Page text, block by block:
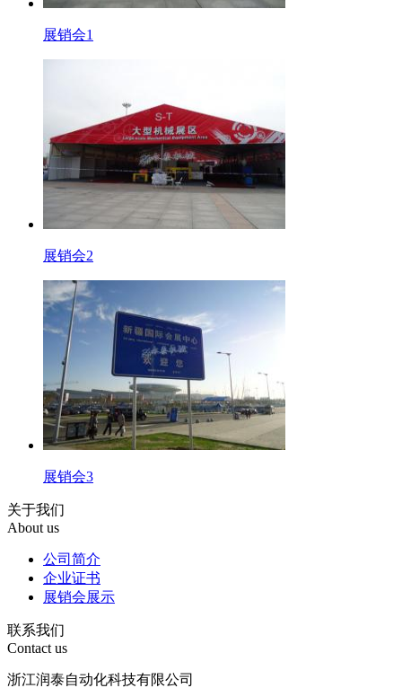
展销会1
展销会2
展销会3
关于我们
About us
公司简介
企业证书
展销会展示
联系我们
Contact us
浙江润泰自动化科技有限公司